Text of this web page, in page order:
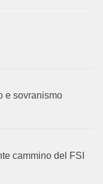
e sovranismo
cammino del FSI